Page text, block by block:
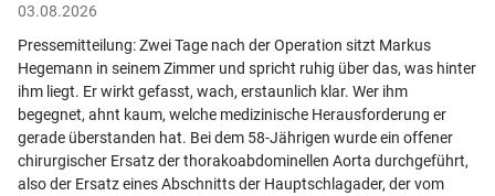
03.08.2026
Pressemitteilung: Zwei Tage nach der Operation sitzt Markus
Hegemann in seinem Zimmer und spricht ruhig über das, was hinter
ihm liegt. Er wirkt gefasst, wach, erstaunlich klar. Wer ihm
begegnet, ahnt kaum, welche medizinische Herausforderung er
gerade überstanden hat. Bei dem 58-Jährigen wurde ein offener
chirurgischer Ersatz der thorakoabdominellen Aorta durchgeführt,
also der Ersatz eines Abschnitts der Hauptschlagader, der vom